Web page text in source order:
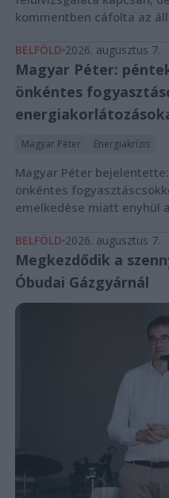
kommentben cáfolta az
BELFÖLD 2026. augusztus 7.
Magyar Péter:
önkéntes
Magyar Péter Energiakrízis
Magyar Péter
önkéntes
emelkedése miatt enyhül
BELFÖLD 2026. augusztus 7.
Megkezdődik a
Óbudai Gázgyárnál